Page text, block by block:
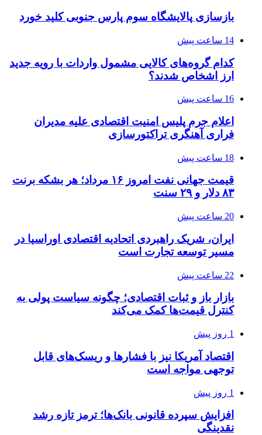
بازسازی پالایشگاه سوم پارس جنوبی کلید خورد
14 ساعت پیش
کدام گروه‌های کالایی مشمول واردات با رویه جدید
ارز اشخاص شدند؟
16 ساعت پیش
اعلام جرم پلیس امنیت اقتصادی علیه مدیران
فراری آهنگری تراکتورسازی
18 ساعت پیش
قیمت جهانی نفت امروز ۱۶ مرداد؛ هر بشکه برنت
۸۳ دلار و ۲۹ سنت
20 ساعت پیش
ایران، شریک راهبردی اتحادیه اقتصادی اوراسیا در
مسیر توسعه تجارت است
22 ساعت پیش
بازار باز و ثبات اقتصادی؛ چگونه سیاست پولی به
کنترل قیمت‌ها کمک می‌کند
1 روز پیش
اقتصاد آمریکا نیز با فشارها و ریسک‌های قابل
توجهی مواجه است
1 روز پیش
افزایش سپرده قانونی بانک‌ها؛ ترمز تازه رشد
نقدینگی